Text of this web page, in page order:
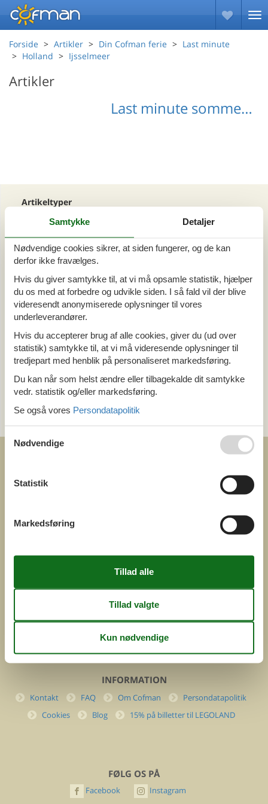
Forside Artikler Din Cofman ferie
Last minute
Holland
Ijsselmeer
Artikler
Last minute sommerhuse Ijsselmeer
Artikeltyper
Din Cofman ferie
Område
Alle
Holland
Ijsselmeer
Tema
Alle
Last minute
Kategori
Alle
DK-7400 Herning
Cofman.com
Momsnr.: DK26347688
(+45) 7877 0427
INFORMATION
Kontakt FAQ Om Cofman
Persondatapolitik
Cookies
Blog 15% på billetter til LEGOLAND
FØLG OS PÅ
Facebook Instagram
Samtykke Detaljer
Nødvendige cookies sikrer, at siden fungerer, og de kan
derfor ikke fravælges.
Hvis du giver samtykke til, at vi må opsamle statistik, hjælper
du os med at forbedre og udvikle siden. I så fald vil der blive
videresendt anonymiserede oplysninger til vores
underleverandører.
Hvis du accepterer brug af alle cookies, giver du (ud over
statistik) samtykke til, at vi må videresende oplysninger til
tredjepart med henblik på personaliseret markedsføring.
Du kan når som helst ændre eller tilbagekalde dit samtykke
vedr. statistik og/eller markedsføring.
Se også vores Persondatapolitik
Nødvendige
Statistik
Markedsføring